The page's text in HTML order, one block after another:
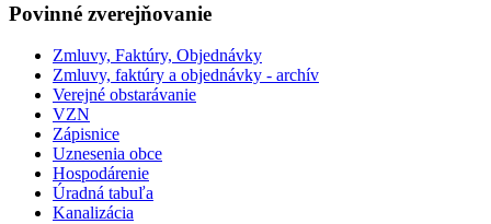
Povinné zverejňovanie
Zmluvy, Faktúry, Objednávky
Zmluvy, faktúry a objednávky - archív
Verejné obstarávanie
VZN
Zápisnice
Uznesenia obce
Hospodárenie
Úradná tabuľa
Kanalizácia